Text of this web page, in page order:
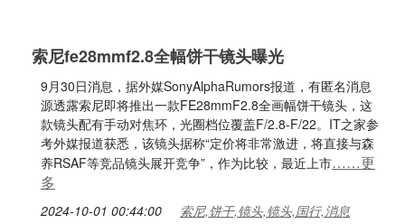
索尼fe28mmf2.8全幅饼干镜头曝光
9月30日消息，据外媒SonyAlphaRumors报道，有匿名消息
源透露索尼即将推出一款FE28mmF2.8全画幅饼干镜头，这
款镜头配有手动对焦环，光圈档位覆盖F/2.8-F/22。IT之家参
考外媒报道获悉，该镜头据称“定价将非常激进，将直接与森
养RSAF等竞品镜头展开竞争”，作为比较，最近上市……更
多
2024-10-01 00:44:00 索尼,饼干,镜头,镜头,国行,消息